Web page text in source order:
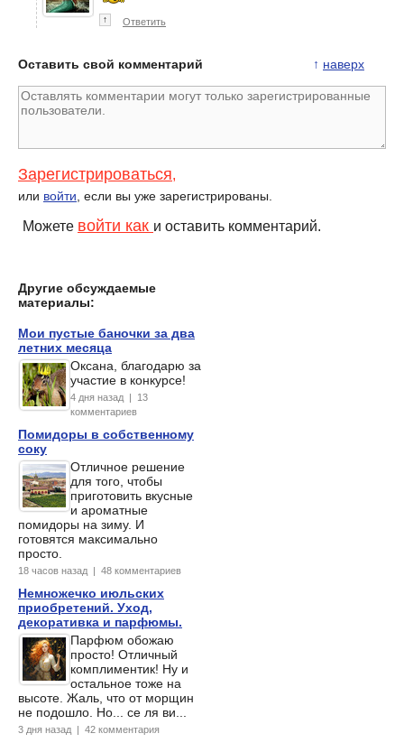
↑ Ответить
↑ наверх
Оставить свой комментарий
Зарегистрироваться,
или войти , если вы уже зарегистрированы.
Можете войти как и оставить комментарий.
Другие обсуждаемые
материалы:
Мои пустые баночки за два
летних месяца
Оксана, благодарю за
участие в конкурсе!
4 дня назад | 13
комментариев
Помидоры в собственному
соку
Отличное решение
для того, чтобы
приготовить вкусные
и ароматные
помидоры на зиму. И
готовятся максимально
просто.
18 часов назад | 48 комментариев
Немножечко июльских
приобретений. Уход,
декоративка и парфюмы.
Парфюм обожаю
просто! Отличный
комплиментик! Ну и
остальное тоже на
высоте. Жаль, что от морщин
не подошло. Но... се ля ви...
3 дня назад | 42 комментария